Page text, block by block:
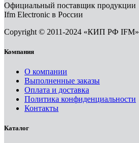
Официальный поставщик продукции
Ifm Electronic в России
Copyright © 2011-2024 «КИП РФ IFM»
Компания
О компании
Выполненные заказы
Оплата и доставка
Политика конфиденциальности
Контакты
Каталог